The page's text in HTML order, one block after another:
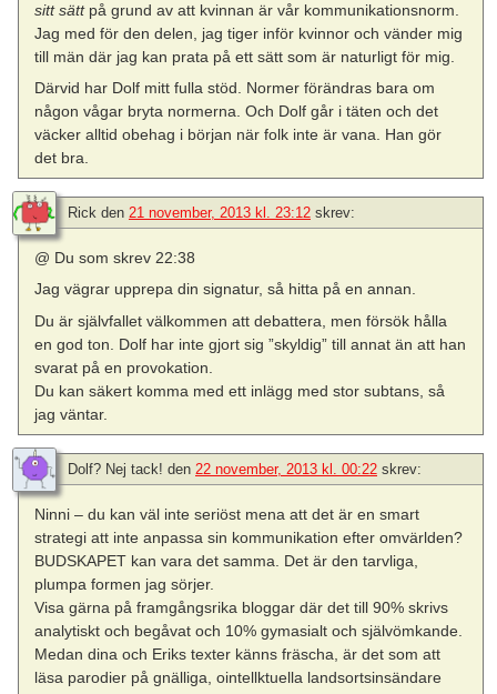
sitt sätt på grund av att kvinnan är vår kommunikationsnorm.
Jag med för den delen, jag tiger inför kvinnor och vänder mig
till män där jag kan prata på ett sätt som är naturligt för mig.
Därvid har Dolf mitt fulla stöd. Normer förändras bara om
någon vågar bryta normerna. Och Dolf går i täten och det
väcker alltid obehag i början när folk inte är vana. Han gör
det bra.
Rick den 21 november, 2013 kl. 23:12 skrev:
@ Du som skrev 22:38
Jag vägrar upprepa din signatur, så hitta på en annan.
Du är självfallet välkommen att debattera, men försök hålla
en god ton. Dolf har inte gjort sig ”skyldig” till annat än att han
svarat på en provokation.
Du kan säkert komma med ett inlägg med stor subtans, så
jag väntar.
Dolf? Nej tack! den 22 november, 2013 kl. 00:22 skrev:
Ninni – du kan väl inte seriöst mena att det är en smart
strategi att inte anpassa sin kommunikation efter omvärlden?
BUDSKAPET kan vara det samma. Det är den tarvliga,
plumpa formen jag sörjer.
Visa gärna på framgångsrika bloggar där det till 90% skrivs
analytiskt och begåvat och 10% gymasialt och självömkande.
Medan dina och Eriks texter känns fräscha, är det som att
läsa parodier på gnälliga, ointellktuella landsortsinsändare